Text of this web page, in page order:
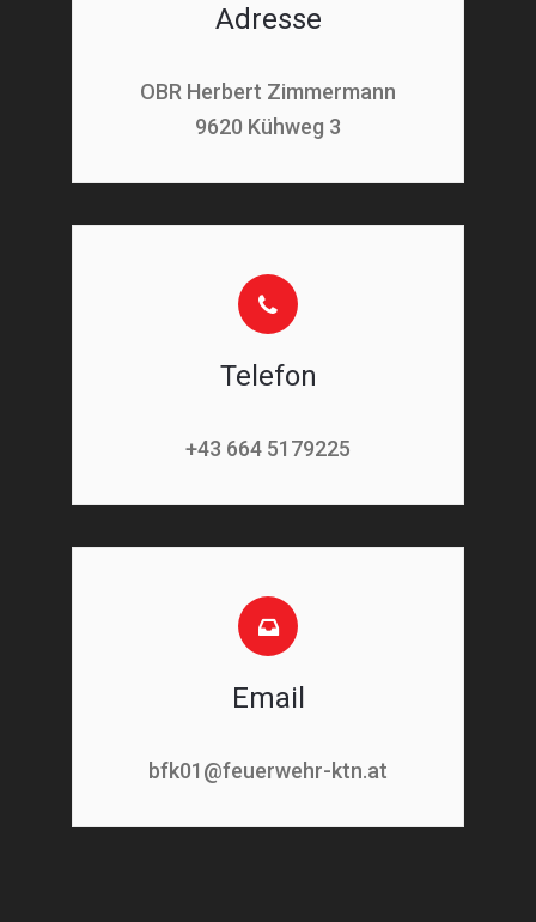
Adresse
OBR Herbert Zimmermann
9620 Kühweg 3
Telefon
+43 664 5179225
Email
bfk01@feuerwehr-ktn.at